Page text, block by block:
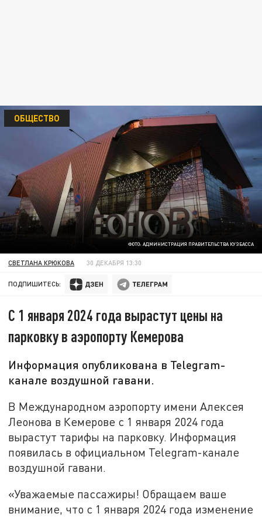
ФОТО: АДМИНИСТРАЦИЯ ПРАВИТЕЛЬСТВА КУЗБАССА
ОБЩЕСТВО
СВЕТЛАНА КРЮКОВА 30 ДЕКАБРЯ 13:30
ПОДПИШИТЕСЬ:
С 1 января 2024 года вырастут цены на
парковку в аэропорту Кемерова
Информация опубликована в Telegram-
канале воздушной гавани.
В Международном аэропорту имени Алексея
Леонова в Кемерове с 1 января 2024 года
вырастут тарифы на парковку. Информация
появилась в официальном Telegram-канале
воздушной гавани.
«Уважаемые пассажиры! Обращаем ваше
внимание, что с 1 января 2024 года изменение